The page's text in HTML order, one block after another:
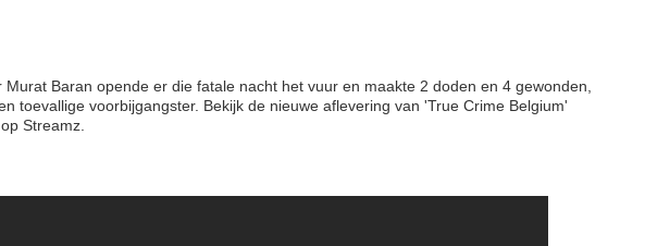
Murat Baran opende er die fatale nacht het vuur en maakte 2 doden en 4 gewonden,
toevallige voorbijgangster. Bekijk de nieuwe aflevering van 'True Crime Belgium'
Streamz.